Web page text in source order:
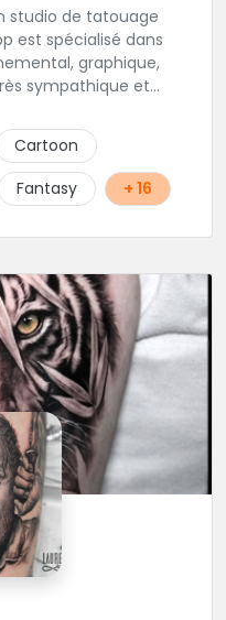
studio de tatouage
est spécialisé dans
graphique,
sympathique et
les et vous n'en
Cartoon
Fantasy + 16